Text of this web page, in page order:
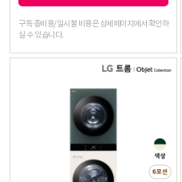
구독 총비용/일시불 비용은 상세페이지에서 확인하
실 수 있습니다.